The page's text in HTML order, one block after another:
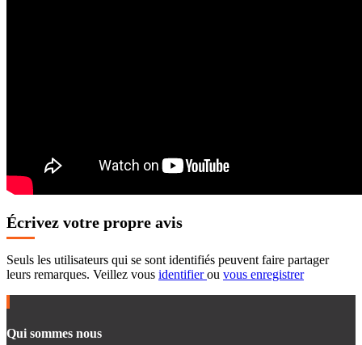
Écrivez votre propre avis
Seuls les utilisateurs qui se sont identifiés peuvent faire partager
leurs remarques. Veillez vous identifierou vous enregistrer
Qui sommes nous